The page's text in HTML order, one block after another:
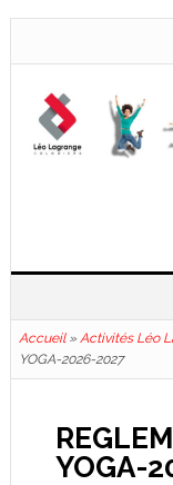
Accueil» Activités Léo
YOGA-2026-2027
YOGA-